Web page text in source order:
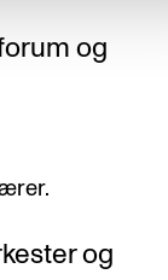
og
og